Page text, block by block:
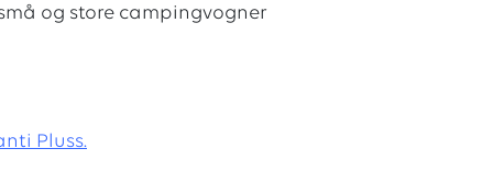
og store campingvogner
Pluss.